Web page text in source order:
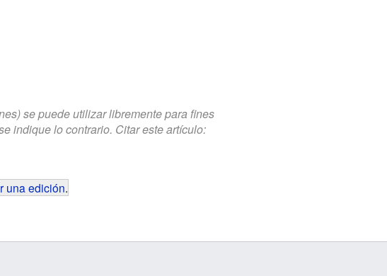
se puede utilizar libremente para fines
indique lo contrario. Citar este artículo:
una edición.